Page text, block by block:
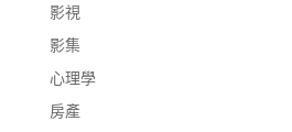
影視
影集
心理學
房產